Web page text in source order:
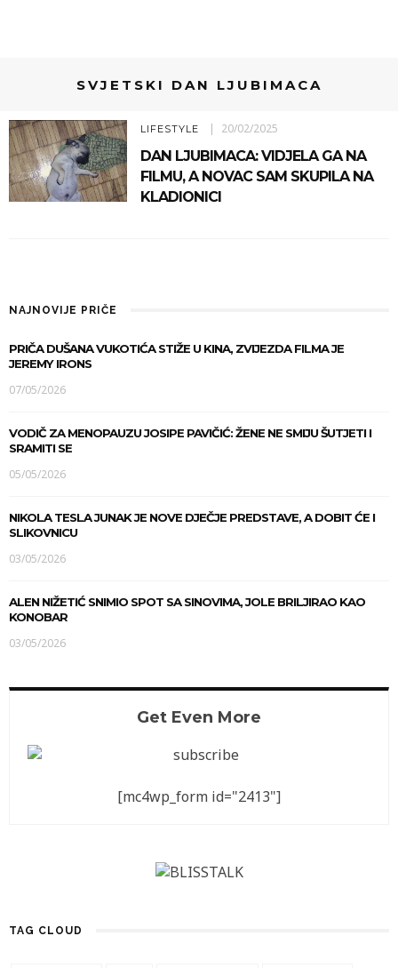
SVJETSKI DAN LJUBIMACA
LIFESTYLE 20/02/2025
DAN LJUBIMACA: VIDJELA GA NA
FILMU, A NOVAC SAM SKUPILA NA
KLADIONICI
NAJNOVIJE PRIČE
PRIČA DUŠANA VUKOTIĆA STIŽE U KINA, ZVIJEZDA FILMA JE
JEREMY IRONS
07/05/2026
VODIČ ZA MENOPAUZU JOSIPE PAVIČIĆ: ŽENE NE SMIJU ŠUTJETI I
SRAMITI SE
05/05/2026
NIKOLA TESLA JUNAK JE NOVE DJEČJE PREDSTAVE, A DOBIT ĆE I
SLIKOVNICU
03/05/2026
ALEN NIŽETIĆ SNIMIO SPOT SA SINOVIMA, JOLE BRILJIRAO KAO
KONOBAR
03/05/2026
Get Even More
[mc4wp_form id="2413"]
TAG CLOUD